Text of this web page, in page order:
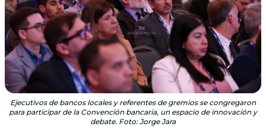
Ejecutivos de bancos locales y referentes de gremios se congregaron
para participar de la Convención bancaria, un espacio de innovación y
debate. Foto: Jorge Jara